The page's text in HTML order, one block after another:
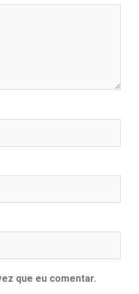
que eu comentar.